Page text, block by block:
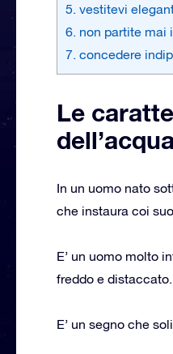
5. vestitevi
6. non partite mai
7. concedere
Le
In un uomo nato
che instaura coi
E’ un uomo molto
freddo e
E’ un segno che